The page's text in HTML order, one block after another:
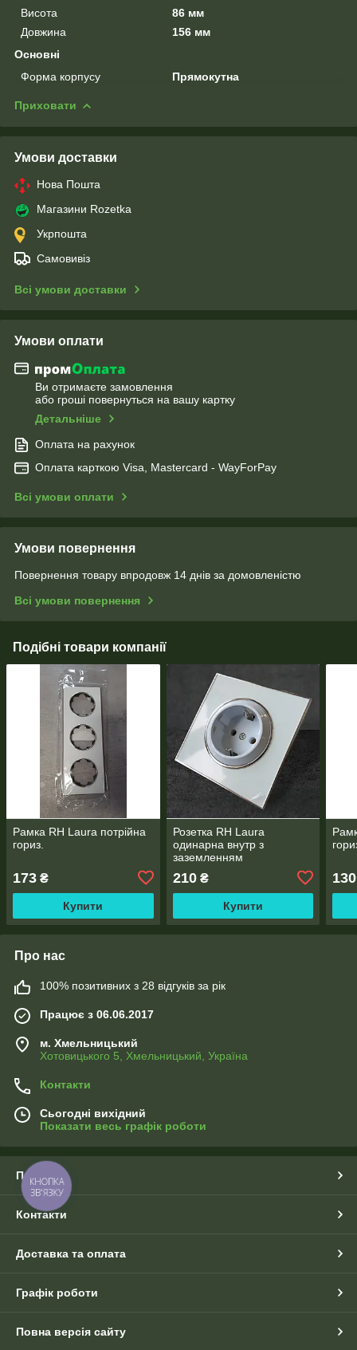
Висота
86 мм
Довжина
156 мм
Основні
Форма корпусу
Прямокутна
Приховати
Умови доставки
Нова Пошта
Магазини Rozetka
Укрпошта
Самовивіз
Всі умови доставки
Умови оплати
Ви отримаєте замовлення
або гроші повернуться на вашу картку
Детальніше
Оплата на рахунок
Оплата карткою Visa, Mastercard - WayForPay
Всі умови оплати
Умови повернення
Повернення товару впродовж 14 днів за домовленістю
Всі умови повернення
Подібні товари компанії
Рамка RH Laura потрійна
гориз.
173 ₴
Купити
Розетка RH Laura
одинарна внутр з
заземленням
210₴
Купити
130
Про нас
100% позитивних з 28 відгуків за рік
Працює з 06.06.2017
м. Хмельницький
Хотовицького 5, Хмельницький, Україна
Контакти
Сьогодні вихідний
Показати весь графік роботи
Про нас
Контакти
Доставка та оплата
Графік роботи
Повна версія сайту
КНОПКА
ЗВ'ЯЗКУ